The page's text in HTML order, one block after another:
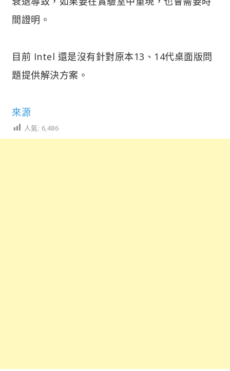
間證明。
目前 Intel 還是沒有針對原本13、14代桌面版問
題提供解決方案。
來源
人氣: 6,486